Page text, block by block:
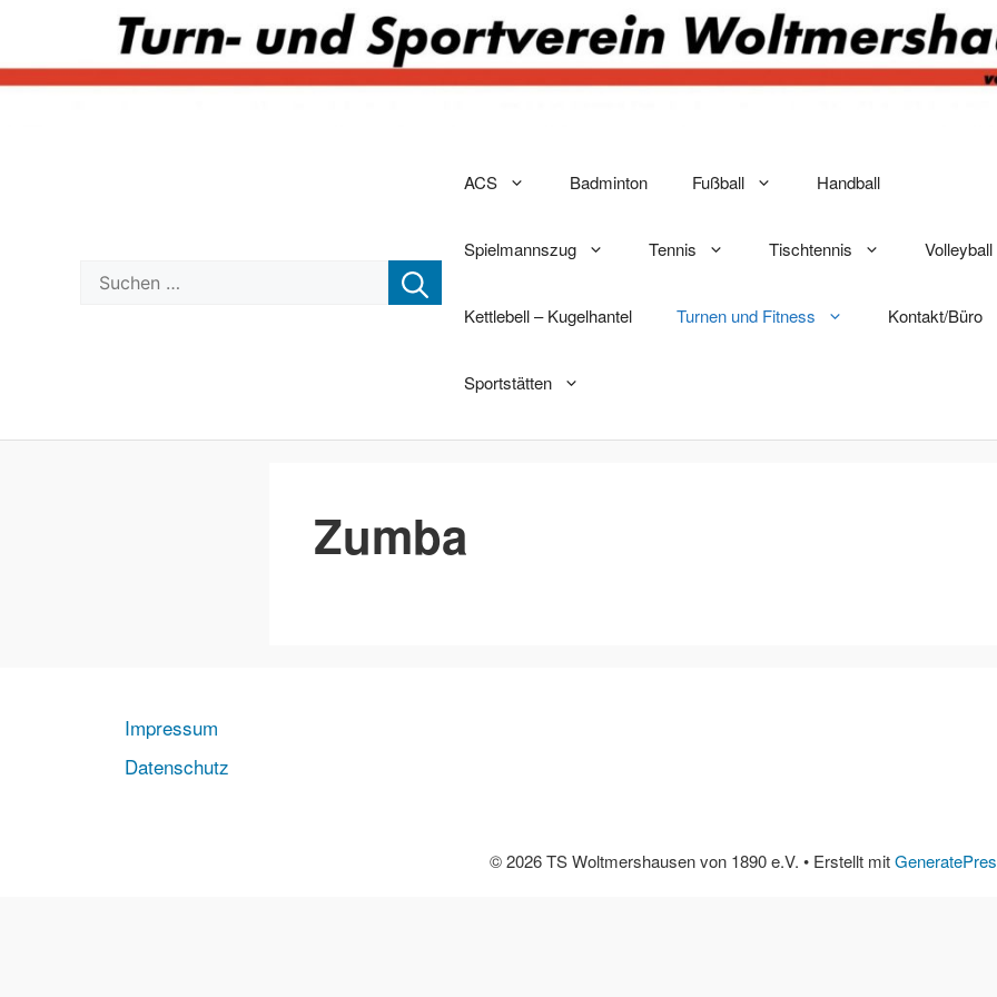
Suchen nach:
ACS Badminton Fußball Handball
Spielmannszug Tennis Tischtennis Volleyball
Kettlebell – Kugelhantel Turnen und Fitness Kontakt/Büro
Sportstätten
Zumba
Impressum
Datenschutz
© 2026 TS Woltmershausen von 1890 e.V. • Erstellt mit